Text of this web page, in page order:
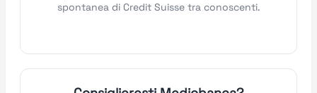
spontanea di Credit Suisse tra conoscenti.